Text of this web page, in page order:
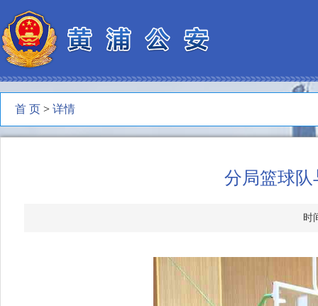
首 页 > 详情
分局篮球
时